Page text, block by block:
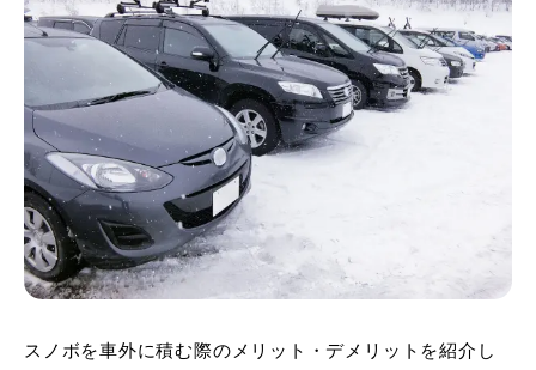
スノボを車外に積む際のメリット・デメリットを紹介し